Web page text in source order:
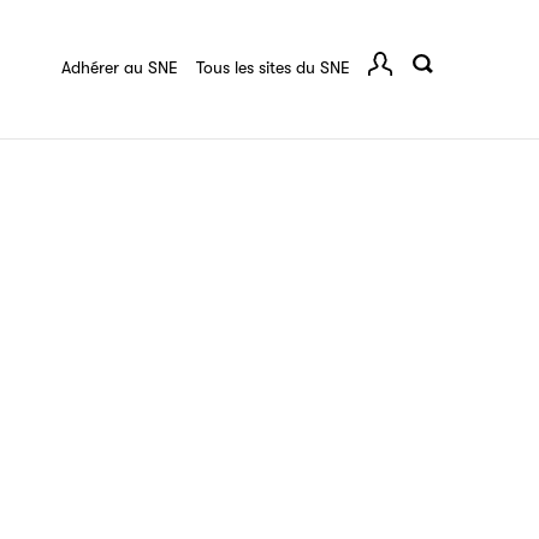
Adhérer au SNE Tous les sites du SNE
destinée à l’ensemble des acteurs de la